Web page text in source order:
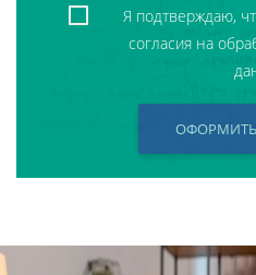
Я подтверждаю,
согласия на
ОФОРМИТЬ